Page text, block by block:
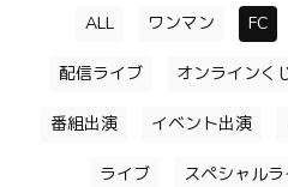
ALL ワンマン FC
配信ライブ オンラインく
番組出演 イベント出演
ライブ スペシャル